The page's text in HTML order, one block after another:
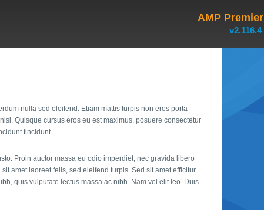
AMP Premier
v2.116.4
nulla sed eleifend. Etiam mattis turpis non eros porta
Quisque cursus eros eu est maximus, posuere consectetur
tincidunt.
Proin auctor massa eu odio imperdiet, nec gravida libero
amet laoreet felis, sed eleifend turpis. Sed sit amet efficitur
quis vulputate lectus massa ac nibh. Nam vel elit leo. Duis